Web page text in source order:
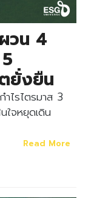
วน 4
ยั่งยืน
ไรไตรมาส 3
ใจหยุดเดิน
Read More